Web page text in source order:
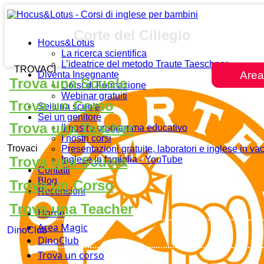
Hocus&Lotus
La ricerca scientifica
L’ideatrice del metodo Traute Taeschner
Diventa Insegnante
Corsi di Formazione
Webinar gratuiti
Sei una scuola
Sei un genitore
Il nostro programma educativo
I nostri corsi
Presentazioni gratuite, laboratori e inglese in
Inglese in famiglia - YouTube
Contatti
Blog
Recensioni
Home
Area Magic
DinoClub
Trova un corso
TROVACI
Trova una Scuola
Trova un Corso
Trova una Teacher
Trovaci
Trova una Scuola
Trova un Corso
Trova una Teacher
DinoClub
Corte del Ciliegio